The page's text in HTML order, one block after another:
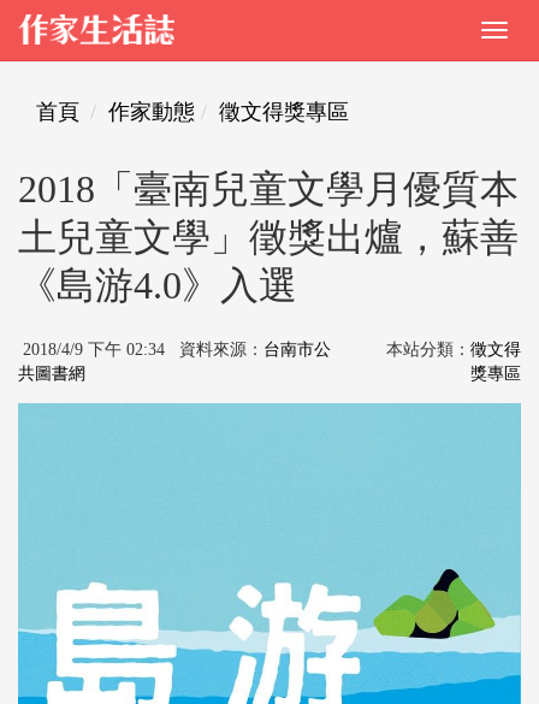
首頁 作家動態 徵文得獎專區
2018「臺南兒童文學月優質本
土兒童文學」徵獎出爐，蘇善
《島游4.0》入選
2018/4/9 下午 02:34 資料來源： 台南市公
共圖書網
本站分類： 徵文得
獎專區